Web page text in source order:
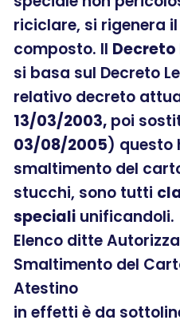
riciclare, si rigenera
composto. Il Decreto
si basa sul Decreto
relativo decreto
13/03/2003, poi
03/08/2005) questo
smaltimento del
stucchi, sono tutti
speciali unificandoli.
Elenco ditte
Smaltimento del
Atestino
in effetti è da